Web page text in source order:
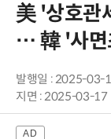
美 '상호관
… 韓 '사면
발행일 : 2025-03-
지면 :2025-03-17